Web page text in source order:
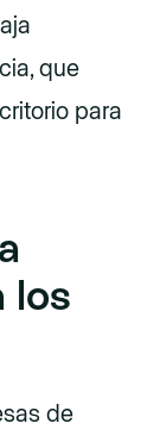
que
para
los
de